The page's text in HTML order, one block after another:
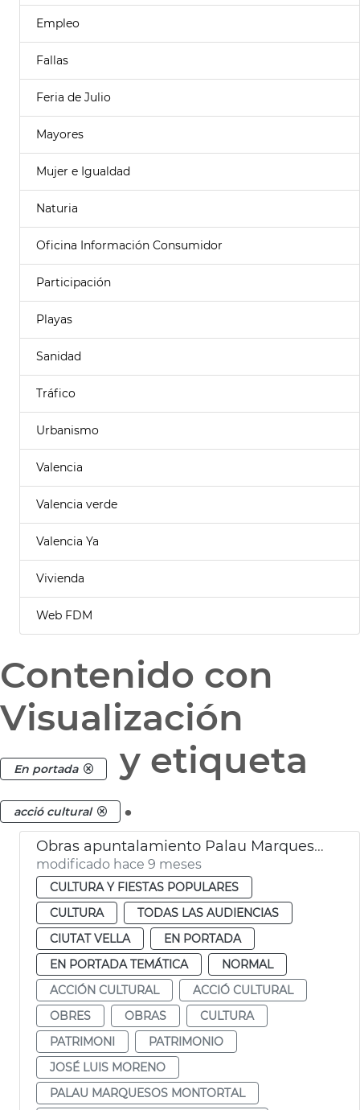
Empleo
Fallas
Feria de Julio
Mayores
Mujer e Igualdad
Naturia
Oficina Información Consumidor
Participación
Playas
Sanidad
Tráfico
Urbanismo
Valencia
Valencia verde
Valencia Ya
Vivienda
Web FDM
Contenido con
Visualización
En portada y etiqueta
acció cultural .
Obras apuntalamiento Palau Marquesos Montortal
modificado hace 9 meses
CULTURA Y FIESTAS POPULARES
CULTURA
TODAS LAS AUDIENCIAS
CIUTAT VELLA
EN PORTADA
EN PORTADA TEMÁTICA
NORMAL
ACCIÓN CULTURAL
ACCIÓ CULTURAL
OBRES
OBRAS
CULTURA
PATRIMONI
PATRIMONIO
JOSÉ LUIS MORENO
PALAU MARQUESOS MONTORTAL